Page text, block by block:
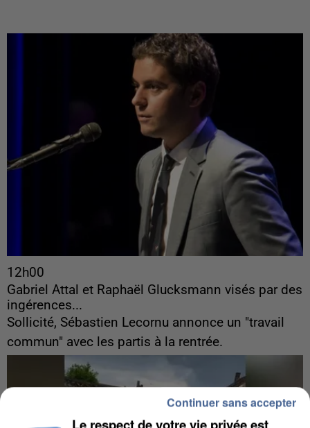
12h00
Gabriel Attal et Raphaël Glucksmann visés par des
ingérences...
Sollicité, Sébastien Lecornu annonce un "travail
commun" avec les partis à la rentrée.
Le respect de votre vie privée est
Continuer sans accepter